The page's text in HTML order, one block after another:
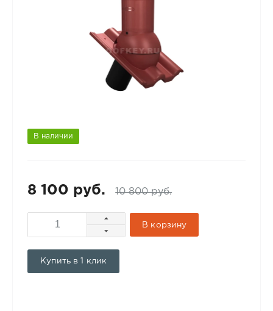
В наличии
8 100 руб. 10 800 руб.
В корзину
Купить в 1 клик